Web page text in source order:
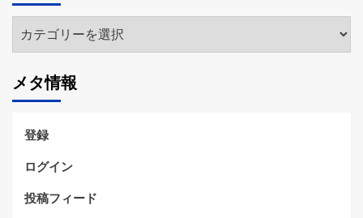
ブ
テ
リ
ー
メタ情報
登録
ログイン
投稿フィード